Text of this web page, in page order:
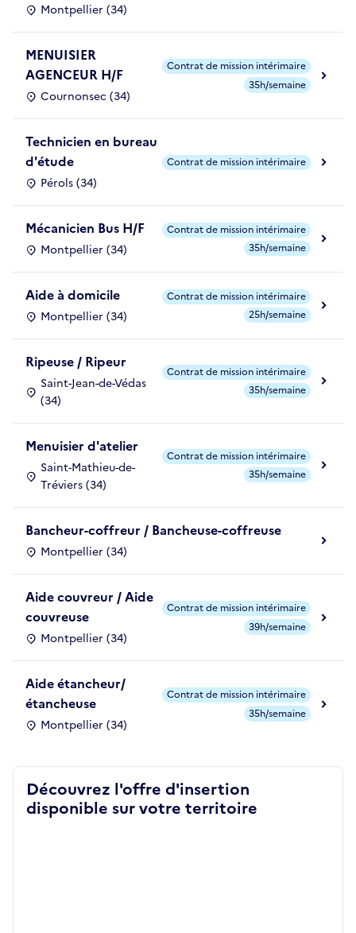
Montpellier (34)
MENUISIER
AGENCEUR H/F
Cournonsec (34)
Contrat de mission intérimaire
35h/semaine
Technicien en bureau
d'étude
Pérols (34)
Contrat de mission intérimaire
Mécanicien Bus H/F
Montpellier (34)
Contrat de mission intérimaire
35h/semaine
Aide à domicile
Montpellier (34)
Contrat de mission intérimaire
25h/semaine
Ripeuse / Ripeur
Saint-Jean-de-Védas
(34)
Contrat de mission intérimaire
35h/semaine
Menuisier d'atelier
Saint-Mathieu-de-
Tréviers (34)
Contrat de mission intérimaire
35h/semaine
Bancheur-coffreur / Bancheuse-coffreuse
Montpellier (34)
Aide couvreur / Aide
couvreuse
Montpellier (34)
Contrat de mission intérimaire
39h/semaine
Aide étancheur/
étancheuse
Montpellier (34)
Contrat de mission intérimaire
35h/semaine
Découvrez l'offre d'insertion
disponible sur votre territoire